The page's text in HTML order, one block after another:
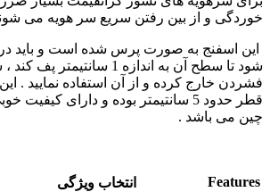
خوردگی و از بین رفتن سریع سر هویه می
این اسفنج به صورت پرس شده است و باید در
شود تا سطح آن به اندازه 1
فشردن خارج کرده و از آن استفاده نمایید .
قطر حدود 5 سانتیمتر بوده و دارای
چین می باشد .
Features
انتخاب ویژگی